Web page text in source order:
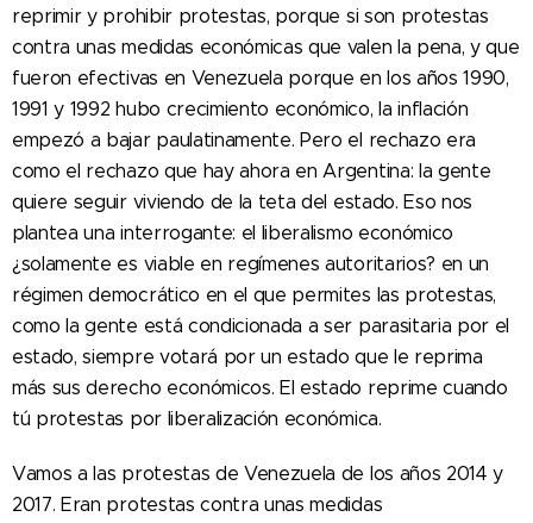
reprimir y prohibir protestas, porque si son protestas
contra unas medidas económicas que valen la pena, y que
fueron efectivas en Venezuela porque en los años 1990,
1991 y 1992 hubo crecimiento económico, la inflación
empezó a bajar paulatinamente. Pero el rechazo era
como el rechazo que hay ahora en Argentina: la gente
quiere seguir viviendo de la teta del estado. Eso nos
plantea una interrogante: el liberalismo económico
¿solamente es viable en regímenes autoritarios? en un
régimen democrático en el que permites las protestas,
como la gente está condicionada a ser parasitaria por el
estado, siempre votará por un estado que le reprima
más sus derecho económicos. El estado reprime cuando
tú protestas por liberalización económica.
Vamos a las protestas de Venezuela de los años 2014 y
2017. Eran protestas contra unas medidas